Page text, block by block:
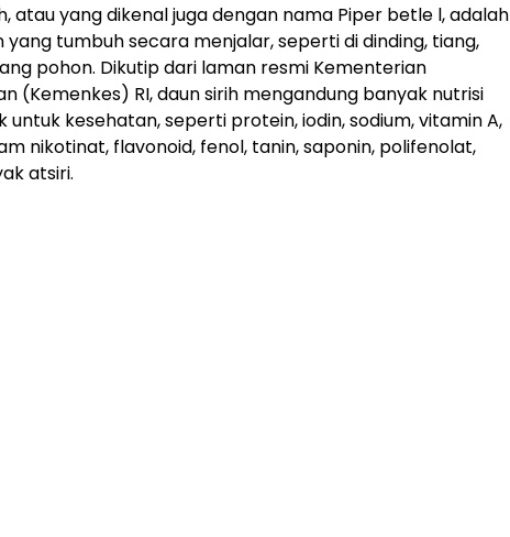
atau yang dikenal juga dengan nama Piper betle l, adalah
yang tumbuh secara menjalar, seperti di dinding, tiang,
pohon. Dikutip dari laman resmi Kementerian
(Kemenkes) RI, daun sirih mengandung banyak nutrisi
untuk kesehatan, seperti protein, iodin, sodium, vitamin A,
nikotinat, flavonoid, fenol, tanin, saponin, polifenolat,
atsiri.